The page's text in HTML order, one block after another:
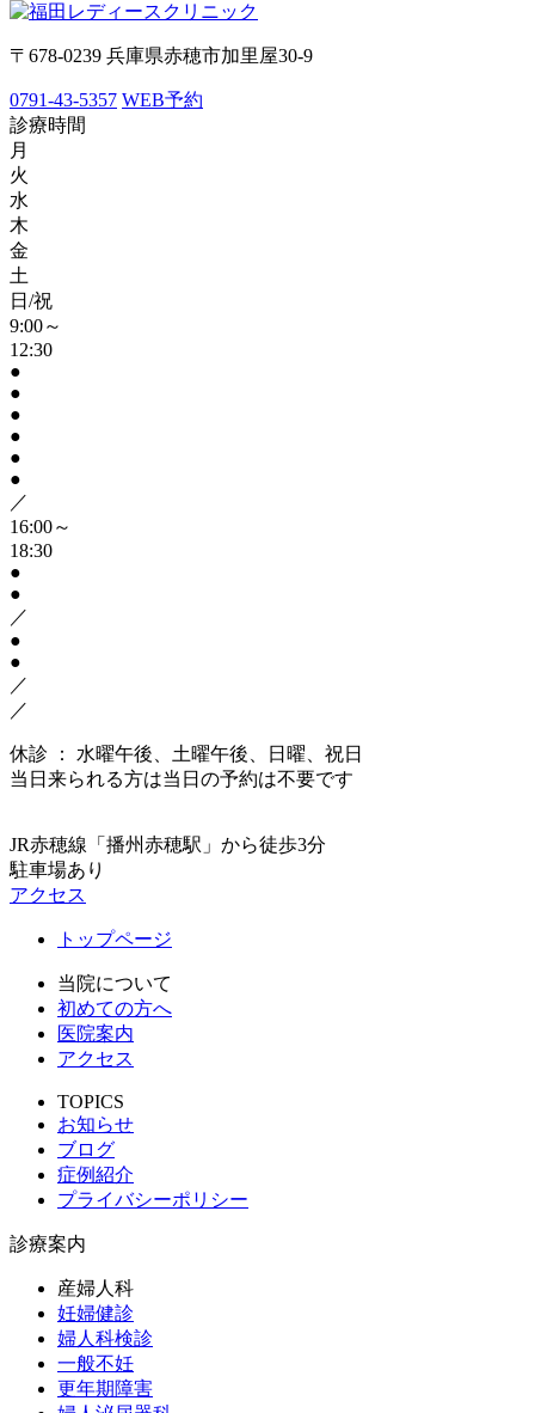
〒678-0239 兵庫県赤穂市加里屋30-9
0791-43-5357 WEB予約
診療時間
月
火
水
木
金
土
日/祝
9:00～
12:30
●
●
●
●
●
●
／
16:00～
18:30
●
●
／
●
●
／
／
休診 ： 水曜午後、土曜午後、日曜、祝日
当日来られる方は当日の予約は不要です
JR赤穂線「播州赤穂駅」から徒歩3分
駐車場あり
アクセス
トップページ
当院について
初めての方へ
医院案内
アクセス
TOPICS
お知らせ
ブログ
症例紹介
プライバシーポリシー
診療案内
産婦人科
妊婦健診
婦人科検診
一般不妊
更年期障害